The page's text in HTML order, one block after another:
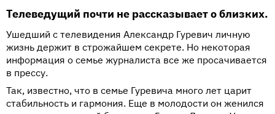
Телеведущий почти не рассказывает о близких.
Ушедший с телевидения Александр Гуревич личную
жизнь держит в строжайшем секрете. Но некоторая
информация о семье журналиста все же просачивается
в прессу.
Так, известно, что в семье Гуревича много лет царит
стабильность и гармония. Еще в молодости он женился